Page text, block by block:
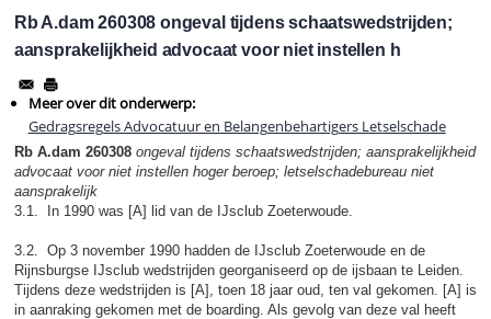
Rb A.dam 260308 ongeval tijdens schaatswedstrijden;
aansprakelijkheid advocaat voor niet instellen h
Meer over dit onderwerp:
Gedragsregels Advocatuur en Belangenbehartigers Letselschade
Rb A.dam 260308 ongeval tijdens schaatswedstrijden; aansprakelijkheid
advocaat voor niet instellen hoger beroep; letselschadebureau niet
aansprakelijk
3.1. In 1990 was [A] lid van de IJsclub Zoeterwoude.
3.2. Op 3 november 1990 hadden de IJsclub Zoeterwoude en de
Rijnsburgse IJsclub wedstrijden georganiseerd op de ijsbaan te Leiden.
Tijdens deze wedstrijden is [A], toen 18 jaar oud, ten val gekomen. [A] is
in aanraking gekomen met de boarding. Als gevolg van deze val heeft